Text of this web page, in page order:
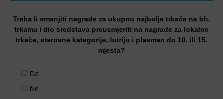
Treba li smanjiti nagrade za ukupno najbolje trkače na bh.
trkama i dio sredstava preusmjeriti na nagrade za lokalne
trkače, starosne kategorije, lutriju i plasman do 10. ili 15.
mjesta?
Da
Ne